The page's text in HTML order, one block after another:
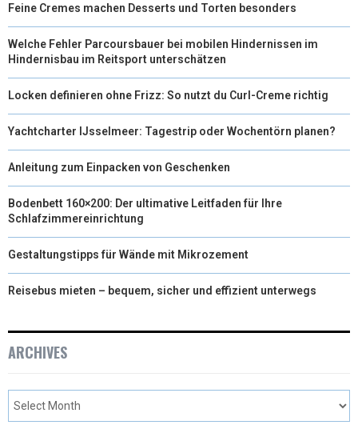
Feine Cremes machen Desserts und Torten besonders
Welche Fehler Parcoursbauer bei mobilen Hindernissen im
Hindernisbau im Reitsport unterschätzen
Locken definieren ohne Frizz: So nutzt du Curl-Creme richtig
Yachtcharter IJsselmeer: Tagestrip oder Wochentörn planen?
Anleitung zum Einpacken von Geschenken
Bodenbett 160×200: Der ultimative Leitfaden für Ihre
Schlafzimmereinrichtung
Gestaltungstipps für Wände mit Mikrozement
Reisebus mieten – bequem, sicher und effizient unterwegs
ARCHIVES